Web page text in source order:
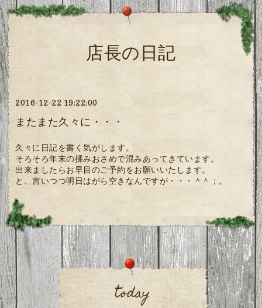
店長の日記
2016-12-22 19:22:00
またまた久々に・・・
久々に日記を書く気がします。
そろそろ年末の揉みおさめで混みあってきています。
出来ましたらお早目のご予約をお願いいたします。
と、言いつつ明日はがら空きなんですが・・・＾＾；。
today